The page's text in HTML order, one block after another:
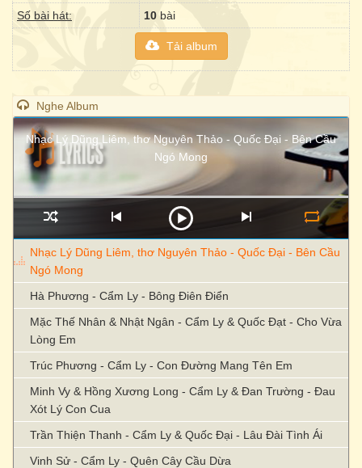
Số bài hát:
10 bài
Tải album
Nghe Album
Nhạc Lý Dũng Liêm, thơ Nguyên Thảo - Quốc Đại - Bên Cầu
Ngó Mong
Nhạc Lý Dũng Liêm, thơ Nguyên Thảo - Quốc Đại - Bên Cầu
Ngó Mong
Hà Phương - Cẩm Ly - Bông Điên Điển
Mặc Thế Nhân & Nhật Ngân - Cẩm Ly & Quốc Đạt - Cho Vừa
Lòng Em
Trúc Phương - Cẩm Ly - Con Đường Mang Tên Em
Minh Vy & Hồng Xương Long - Cẩm Ly & Đan Trường - Đau
Xót Lý Con Cua
Trần Thiện Thanh - Cẩm Ly & Quốc Đại - Lâu Đài Tình Ái
Vinh Sử - Cẩm Ly - Quên Cây Cầu Dừa